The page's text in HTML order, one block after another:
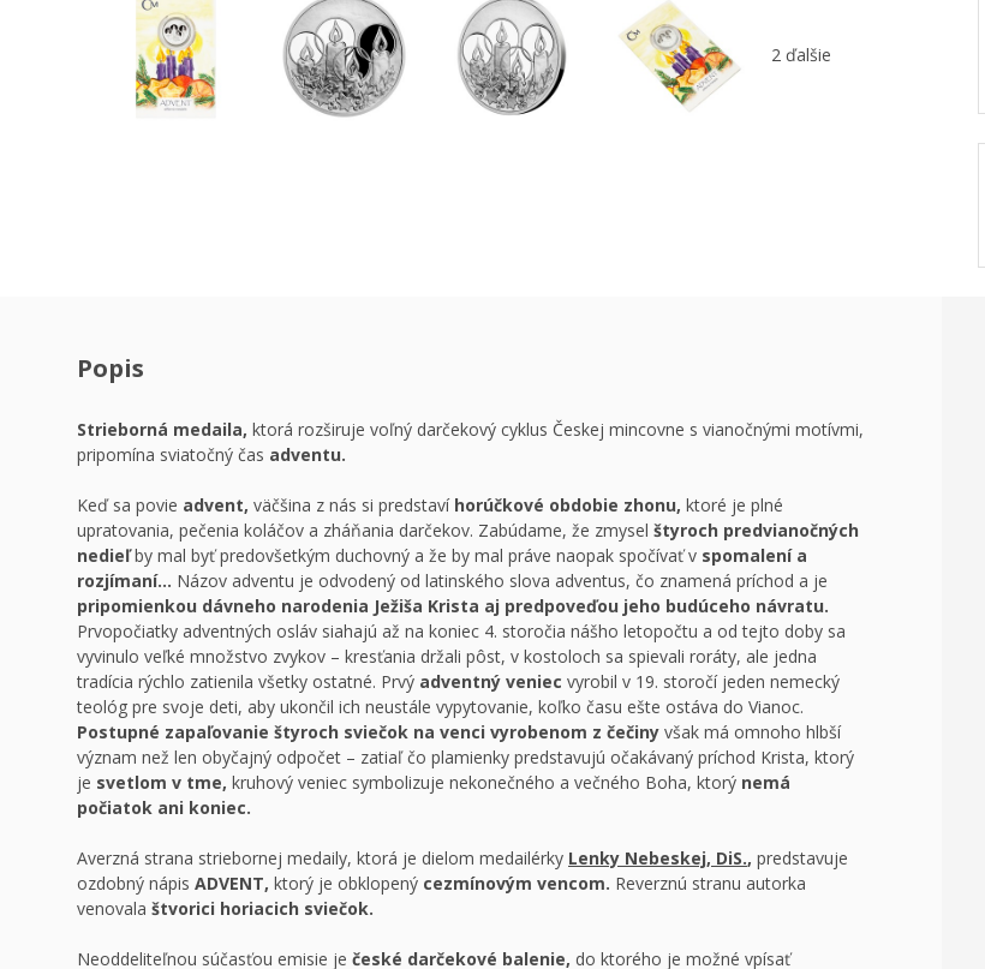
2 ďalšie
Popis
Strieborná medaila, ktorá rozširuje voľný darčekový cyklus Českej mincovne s vianočnými motívmi,
pripomína sviatočný čas adventu.
Keď sa povie advent, väčšina z nás si predstaví horúčkové obdobie zhonu, ktoré je plné
upratovania, pečenia koláčov a zháňania darčekov. Zabúdame, že zmysel štyroch predvianočných
nedieľby mal byť predovšetkým duchovný a že by mal práve naopak spočívať v spomalení a
rozjímaní… Názov adventu je odvodený od latinského slova adventus, čo znamená príchod a je
pripomienkou dávneho narodenia Ježiša Krista aj predpoveďou jeho budúceho návratu.
Prvopočiatky adventných osláv siahajú až na koniec 4. storočia nášho letopočtu a od tejto doby sa
vyvinulo veľké množstvo zvykov – kresťania držali pôst, v kostoloch sa spievali roráty, ale jedna
tradícia rýchlo zatienila všetky ostatné. Prvý adventný veniec vyrobil v 19. storočí jeden nemecký
teológ pre svoje deti, aby ukončil ich neustále vypytovanie, koľko času ešte ostáva do Vianoc.
Postupné zapaľovanie štyroch sviečok na venci vyrobenom z čečiny však má omnoho hlbší
význam než len obyčajný odpočet – zatiaľ čo plamienky predstavujú očakávaný príchod Krista, ktorý
je svetlom v tme, kruhový veniec symbolizuje nekonečného a večného Boha, ktorý nemá
počiatok ani koniec.
Averzná strana striebornej medaily, ktorá je dielom medailérky Lenky Nebeskej, DiS., predstavuje
ozdobný nápis ADVENT, ktorý je obklopený cezmínovým vencom. Reverznú stranu autorka
venovala štvorici horiacich sviečok.
Neoddeliteľnou súčasťou emisie je české darčekové balenie, do ktorého je možné vpísať